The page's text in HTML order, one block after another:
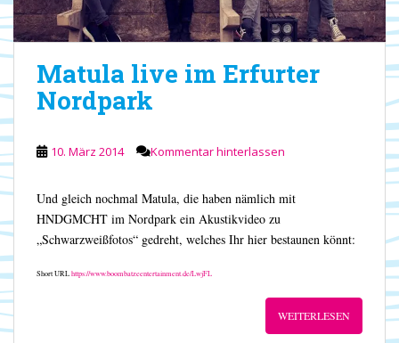
Matula live im Erfurter
Nordpark
10. März 2014 Kommentar hinterlassen
Und gleich nochmal Matula, die haben nämlich mit
HNDGMCHT im Nordpark ein Akustikvideo zu
„Schwarzweißfotos“ gedreht, welches Ihr hier bestaunen könnt:
Short URLhttps://www.boombatzeentertainment.de/LwjFL
WEITERLESEN